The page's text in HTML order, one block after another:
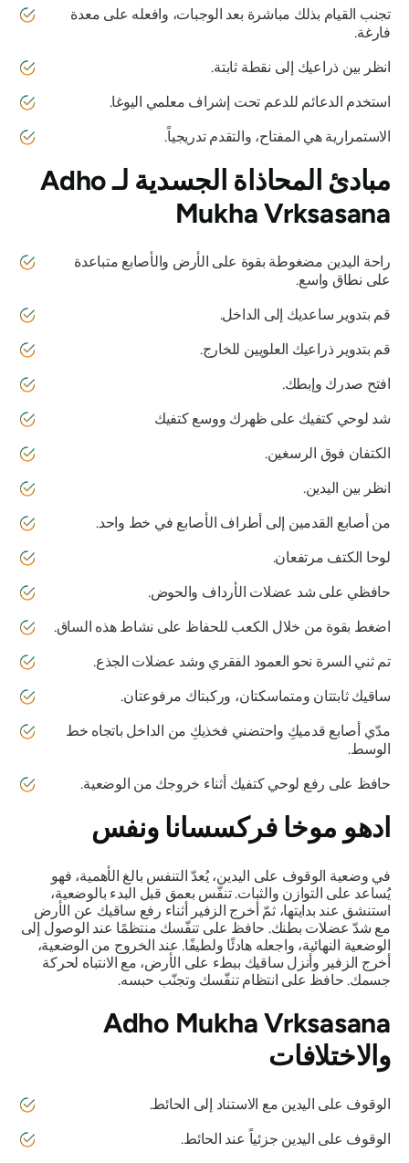
تجنب القيام بذلك مباشرة بعد الوجبات، وافعله على معدة
فارغة.
انظر بين ذراعيك إلى نقطة ثابتة.
استخدم الدعائم للدعم تحت إشراف معلمي اليوغا.
الاستمرارية هي المفتاح، والتقدم تدريجياً.
مبادئ المحاذاة الجسدية لـAdho
Mukha Vrksasana
راحة اليدين مضغوطة بقوة على الأرض والأصابع متباعدة
على نطاق واسع.
قم بتدوير ساعديك إلى الداخل.
قم بتدوير ذراعيك العلويين للخارج.
افتح صدرك وإبطك.
شد لوحي كتفيك على ظهرك ووسع كتفيك
الكتفان فوق الرسغين.
انظر بين اليدين.
من أصابع القدمين إلى أطراف الأصابع في خط واحد.
لوحا الكتف مرتفعان.
حافظي على شد عضلات الأرداف والحوض.
اضغط بقوة من خلال الكعب للحفاظ على نشاط هذه الساق.
تم ثني السرة نحو العمود الفقري وشد عضلات الجذع.
ساقيك ثابتتان ومتماسكتان، وركبتاك مرفوعتان.
مدّي أصابع قدميكِ واحتضني فخذيكِ من الداخل باتجاه خط
الوسط.
حافظ على رفع لوحي كتفيك أثناء خروجك من الوضعية.
ادهو موخا فركسساناونفس
في وضعية الوقوف على اليدين، يُعدّ التنفس بالغ الأهمية، فهو
يُساعد على التوازن والثبات. تنفّس بعمق قبل البدء بالوضعية،
استنشق عند بدايتها، ثمّ أخرج الزفير أثناء رفع ساقيك عن الأرض
مع شدّ عضلات بطنك. حافظ على تنفّسك منتظمًا عند الوصول إلى
الوضعية النهائية، واجعله هادئًا ولطيفًا. عند الخروج من الوضعية،
أخرج الزفير وأنزل ساقيك ببطء على الأرض، مع الانتباه لحركة
جسمك. حافظ على انتظام تنفّسك وتجنّب حبسه.
Adho Mukha Vrksasana
والاختلافات
الوقوف على اليدين مع الاستناد إلى الحائط.
الوقوف على اليدين جزئياً عند الحائط.